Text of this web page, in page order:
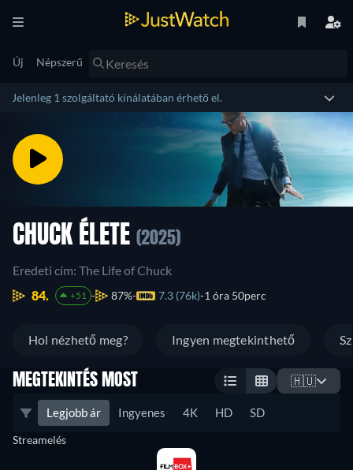
Új Népszerű
Jelenleg 1 szolgáltató kínálatában érhető el.
CHUCK ÉLETE (2025)
Eredeti cím: The Life of Chuck
84.
+51 87% 7.3 (76k) 1 óra 50perc
Hol nézhető meg? Ingyen megtekinthető
MEGTEKINTÉS MOST 🇭🇺
Legjobb ár Ingyenes 4K HD SD
Streamelés